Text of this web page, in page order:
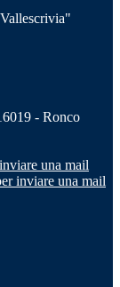
- Ronco
una mail
inviare una mail